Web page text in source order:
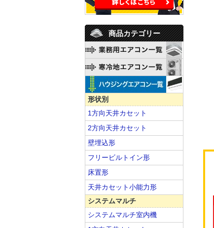
商品カテゴリー
形状別
1方向天井カセット
2方向天井カセット
壁埋込形
フリービルトイン形
床置形
天井カセット小能力形
システムマルチ
システムマルチ室内機